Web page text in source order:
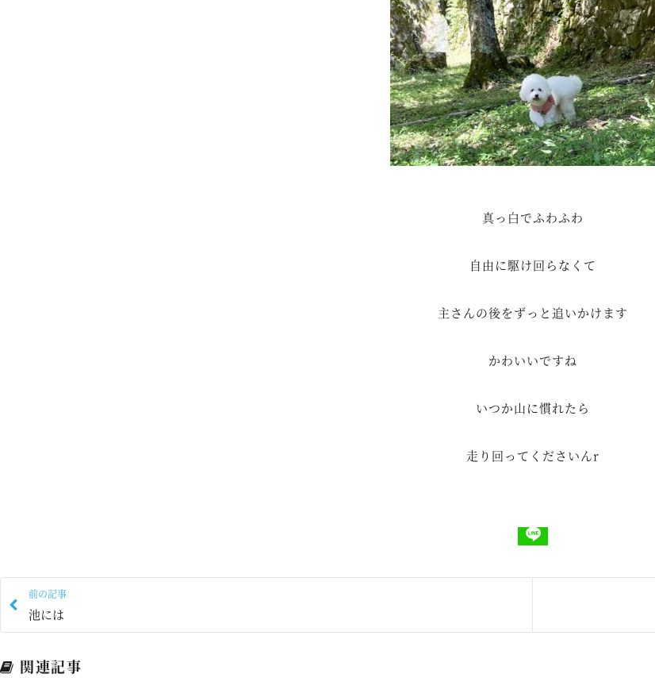
真っ白でふわふわ
自由に駆け回らなくて
主さんの後をずっと追いかけます
かわいいですね
いつか山に慣れたら
走り回ってくださいんr
前の記事
池には
関連記事